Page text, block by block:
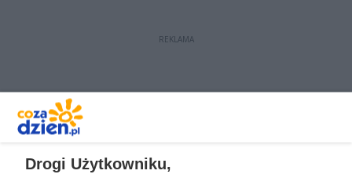
REKLAMA
Drogi Użytkowniku,